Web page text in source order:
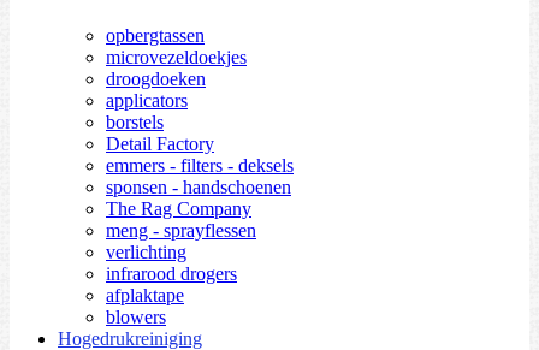
opbergtassen
microvezeldoekjes
droogdoeken
applicators
borstels
Detail Factory
emmers - filters - deksels
sponsen - handschoenen
The Rag Company
meng - sprayflessen
verlichting
infrarood drogers
afplaktape
blowers
Hogedrukreiniging